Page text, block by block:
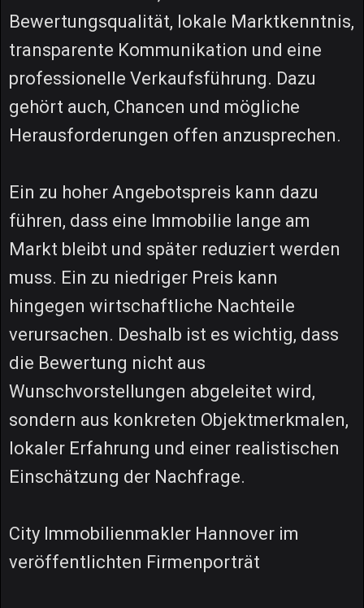
Bewertungsqualität, lokale Marktkenntnis,
transparente Kommunikation und eine
professionelle Verkaufsführung. Dazu
gehört auch, Chancen und mögliche
Herausforderungen offen anzusprechen.
Ein zu hoher Angebotspreis kann dazu
führen, dass eine Immobilie lange am
Markt bleibt und später reduziert werden
muss. Ein zu niedriger Preis kann
hingegen wirtschaftliche Nachteile
verursachen. Deshalb ist es wichtig, dass
die Bewertung nicht aus
Wunschvorstellungen abgeleitet wird,
sondern aus konkreten Objektmerkmalen,
lokaler Erfahrung und einer realistischen
Einschätzung der Nachfrage.
City Immobilienmakler Hannover im
veröffentlichten Firmenporträt